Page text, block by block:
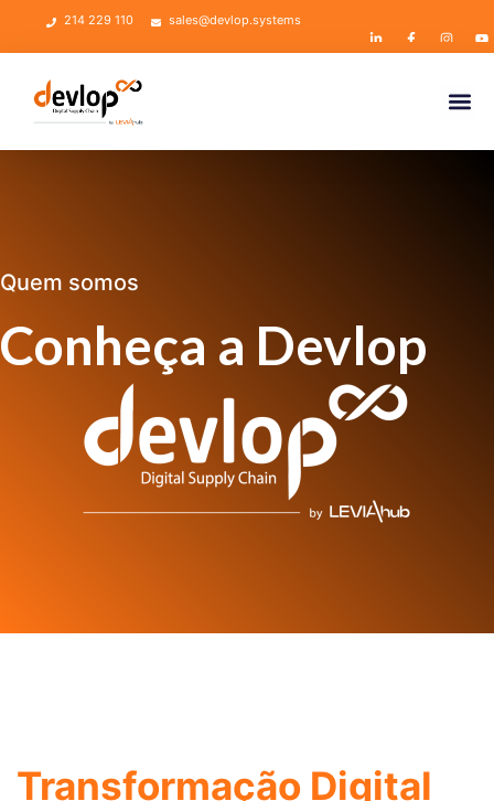
214 229 110 sales@devlop.systems
Quem somos
Conheça a Devlop
Transformação Digital